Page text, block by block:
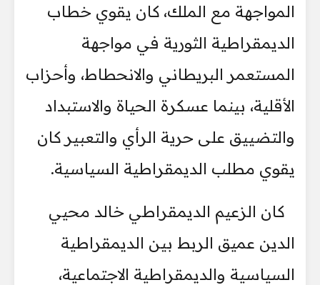
المواجهة مع الملك، كان يقوي خطاب
الديمقراطية الثورية في مواجهة
المستعمر البريطاني والانحطاط، وأحزاب
الأقلية، بينما عسكرة الحياة والاستبداد
والتضييق على حرية الرأي والتعبير كان
يقوي مطلب الديمقراطية السياسية.
كان الزعيم الديمقراطي خالد محيي
الدين عميق الربط بين الديمقراطية
السياسية والديمقراطية الاجتماعية،